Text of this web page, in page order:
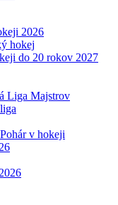
2026
hokej
do 20 rokov 2027
Liga Majstrov
v hokeji